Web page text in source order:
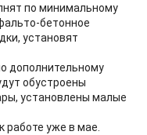
по минимальному
бетонное
установят
дополнительному
обустроены
установлены малые
работе уже в мае.